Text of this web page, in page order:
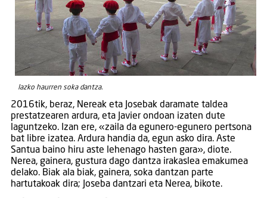
Iazko haurren soka dantza.
2016tik, beraz, Nereak eta Josebak daramate taldea
prestatzearen ardura, eta Javier ondoan izaten dute
laguntzeko. Izan ere, «zaila da egunero-egunero pertsona
bat libre izatea. Ardura handia da, egun asko dira. Aste
Santua baino hiru aste lehenago hasten gara», diote.
Nerea, gainera, gustura dago dantza irakaslea emakumea
delako. Biak ala biak, gainera, soka dantzan parte
hartutakoak dira; Joseba dantzari eta Nerea, bikote.